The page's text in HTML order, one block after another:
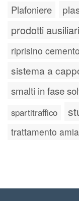
Plafoniere
prodotti ausiliari
riprisino
sistema a
smalti in fase
spartitraffico
trattamento